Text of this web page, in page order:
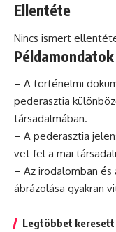
Ellentéte
Nincs ismert
Példamondatok
– A történelmi
pederasztia
társadalmában.
– A pederasztia
vet fel a mai
– Az irodalomban
ábrázolása gyakran
Legtöbbet keresett